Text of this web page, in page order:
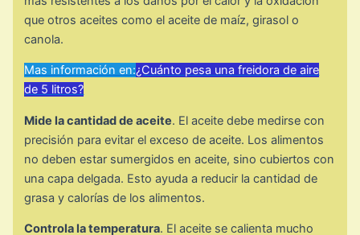
que otros aceites como el aceite de maíz, girasol o
canola.
Mas información en:¿Cuánto pesa una freidora de aire
de 5 litros?
Mide la cantidad de aceite. El aceite debe medirse con
precisión para evitar el exceso de aceite. Los alimentos
no deben estar sumergidos en aceite, sino cubiertos con
una capa delgada. Esto ayuda a reducir la cantidad de
grasa y calorías de los alimentos.
Controla la temperatura. El aceite se calienta mucho